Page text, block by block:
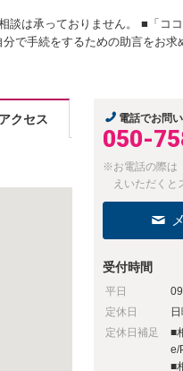
談は承っておりません。 ■「コ
で手続をするための助言をお求
アクセス 電話でお問
050-
※お電話の際は
えいただくと
受付時間
平日
定休日
定休日補足
■
e/
■